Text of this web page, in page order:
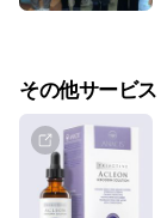
その他サービス